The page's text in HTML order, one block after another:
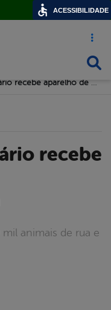
Acesso
ACESSIBILIDADE